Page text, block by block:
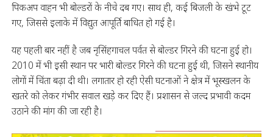
पिकअप वाहन भी बोल्डरों के नीचे दब गए। साथ ही, कई बिजली के खंभे टूट
गए, जिससे इलाके में विद्युत आपूर्ति बाधित हो गई है।
यह पहली बार नहीं है जब नृसिंहगाचल पर्वत से बोल्डर गिरने की घटना हुई हो।
2010 में भी इसी स्थान पर भारी बोल्डर गिरने की घटना हुई थी, जिसने स्थानीय
लोगों में चिंता बढ़ा दी थी। लगातार हो रही ऐसी घटनाओं ने क्षेत्र में भूस्खलन के
खतरे को लेकर गंभीर सवाल खड़े कर दिए हैं। प्रशासन से जल्द प्रभावी कदम
उठाने की मांग की जा रही है।